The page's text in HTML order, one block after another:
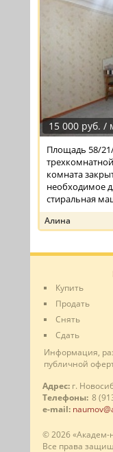
15 000 руб. /
Площадь 58/
комната
необходимое
стиральная
Алина
Купить
Продать
Снять
Сдать
Информация,
публичной
Адрес: г.
Телефоны: 8
e-mail:
© 2026
Все права